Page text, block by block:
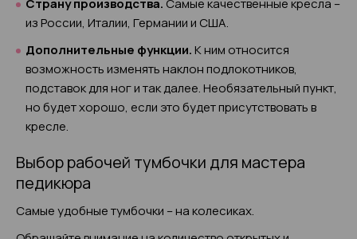
Страну производства. Самые качественные кресла –
из России, Италии, Германии и США.
Дополнительные функции.К ним относится
возможность изменять наклон подлокотников,
подставок для ног и так далее. Необязательный пункт,
но будет хорошо, если это будет присутствовать в
кресле.
Выбор рабочей тумбочки для мастера
педикюра
Самые удобные тумбочки – на колесиках.